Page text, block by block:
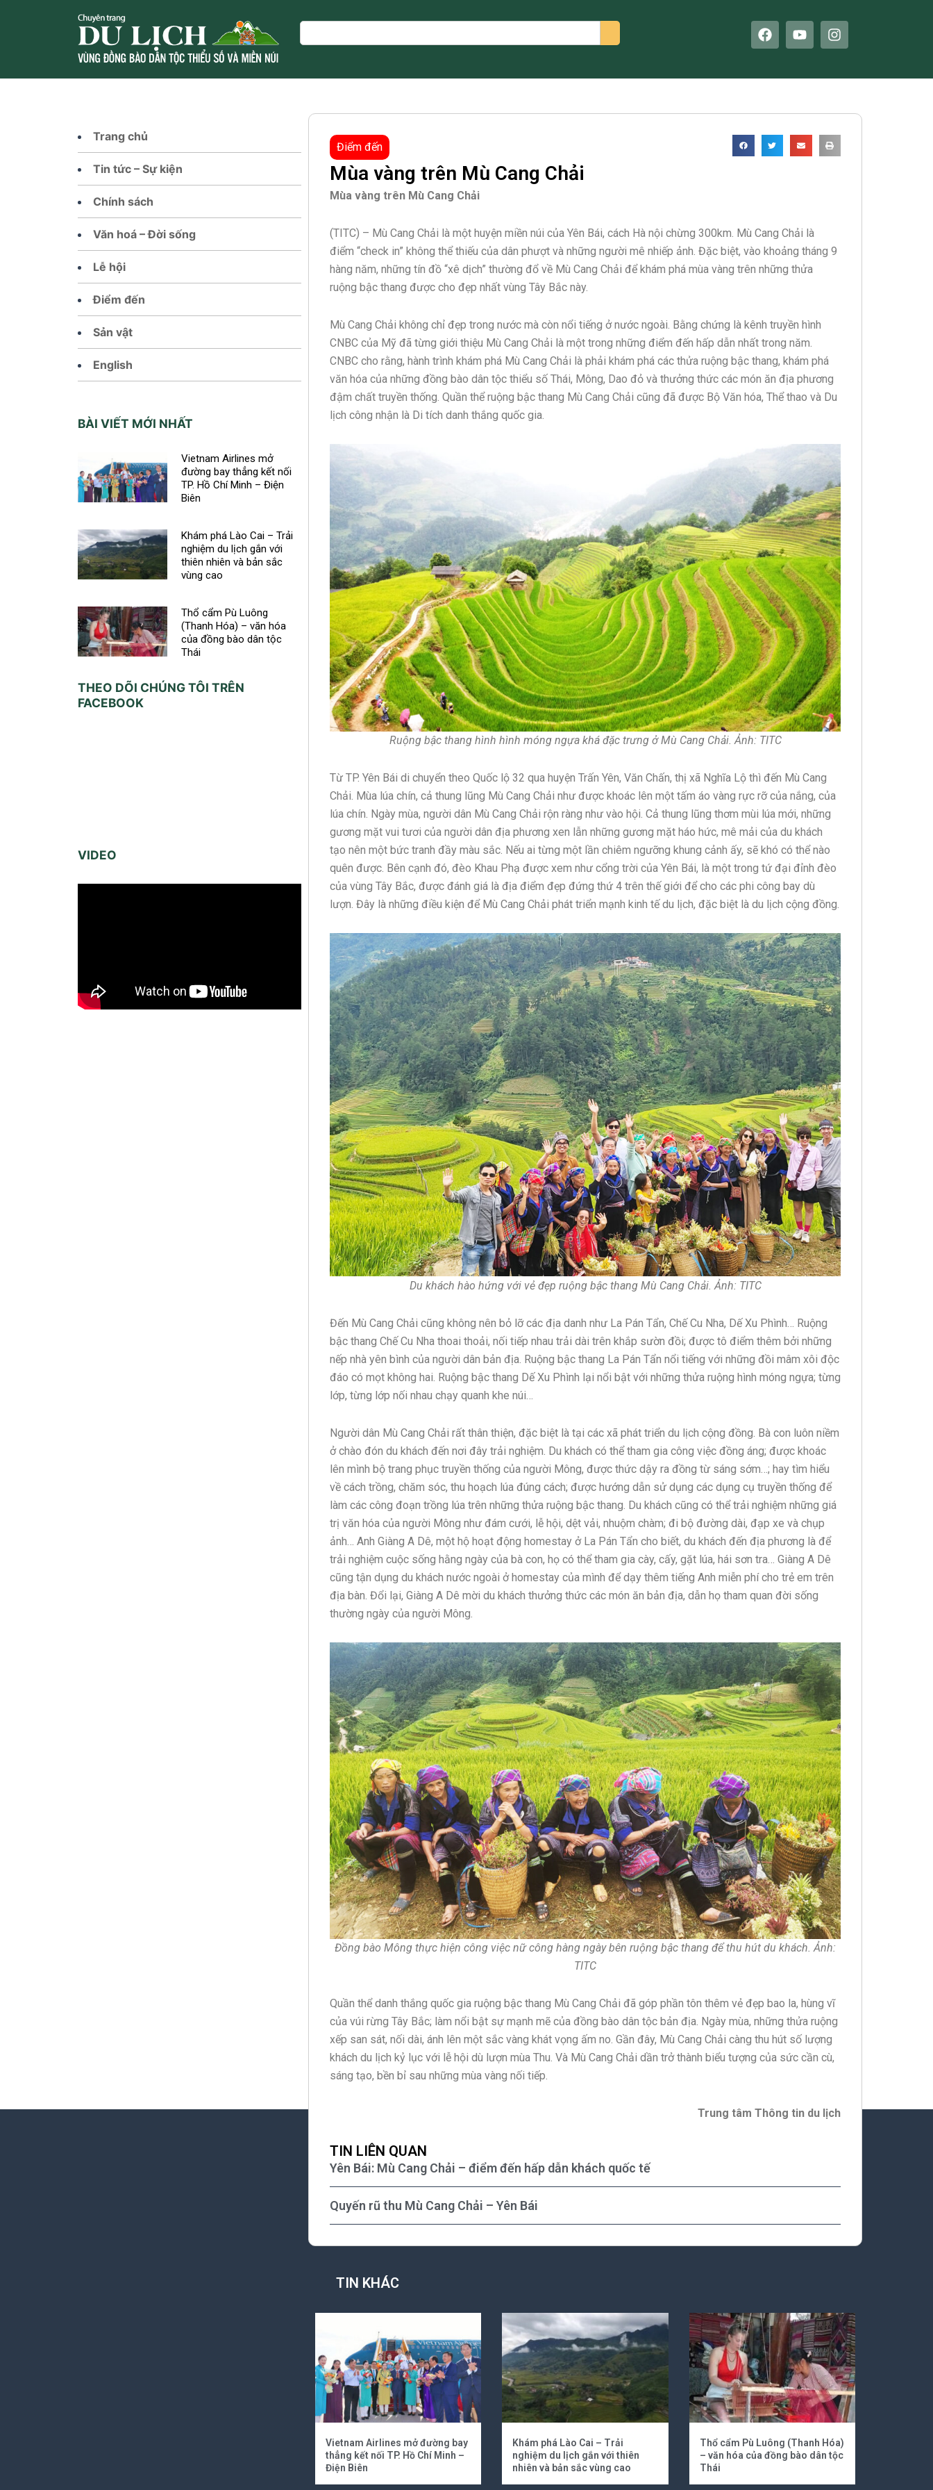
Search
F
a
b
o
Y
o
u
e
I
n
a
r
m
Trang chủ
Tin tức – Sự kiện
Chính sách
Văn hoá – Đời sống
Lễ hội
Điểm đến
Sản vật
English
BÀI VIẾT MỚI NHẤT
Vietnam Airlines mở
đường bay thẳng kết nối
TP. Hồ Chí Minh – Điện
Biên
Khám phá Lào Cai – Trải
nghiệm du lịch gắn với
thiên nhiên và bản sắc
vùng cao
Thổ cẩm Pù Luông
(Thanh Hóa) – văn hóa
của đồng bào dân tộc
Thái
THEO DÕI CHÚNG TÔI TRÊN
FACEBOOK
VIDEO
Điểm đến
Mùa vàng trên Mù Cang Chải
Mùa vàng trên Mù Cang Chải
(TITC) – Mù Cang Chải là một huyện miền núi của Yên Bái, cách Hà nội chừng 300km. Mù Cang Chải là
điểm “check in” không thể thiếu của dân phượt và những người mê nhiếp ảnh. Đặc biệt, vào khoảng tháng 9
hàng năm, những tín đồ “xê dịch” thường đổ về Mù Cang Chải để khám phá mùa vàng trên những thửa
ruộng bậc thang được cho đẹp nhất vùng Tây Bắc này.
Mù Cang Chải không chỉ đẹp trong nước mà còn nổi tiếng ở nước ngoài. Bằng chứng là kênh truyền hình
CNBC của Mỹ đã từng giới thiệu Mù Cang Chải là một trong những điểm đến hấp dẫn nhất trong năm.
CNBC cho rằng, hành trình khám phá Mù Cang Chải là phải khám phá các thửa ruộng bậc thang, khám phá
văn hóa của những đồng bào dân tộc thiểu số Thái, Mông, Dao đỏ và thưởng thức các món ăn địa phương
đậm chất truyền thống. Quần thể ruộng bậc thang Mù Cang Chải cũng đã được Bộ Văn hóa, Thể thao và Du
lịch công nhận là Di tích danh thắng quốc gia.
Ruộng bậc thang hình hình móng ngựa khá đặc trưng ở Mù Cang Chải. Ảnh: TITC
Từ TP. Yên Bái di chuyển theo Quốc lộ 32 qua huyện Trấn Yên, Văn Chấn, thị xã Nghĩa Lộ thì đến Mù Cang
Chải. Mùa lúa chín, cả thung lũng Mù Cang Chải như được khoác lên một tấm áo vàng rực rỡ của nắng, của
lúa chín. Ngày mùa, người dân Mù Cang Chải rộn ràng như vào hội. Cả thung lũng thơm mùi lúa mới, những
gương mặt vui tươi của người dân địa phương xen lẫn những gương mặt háo hức, mê mải của du khách
tạo nên một bức tranh đầy màu sắc. Nếu ai từng một lần chiêm ngưỡng khung cảnh ấy, sẽ khó có thể nào
quên được. Bên cạnh đó, đèo Khau Phạ được xem như cổng trời của Yên Bái, là một trong tứ đại đỉnh đèo
của vùng Tây Bắc, được đánh giá là địa điểm đẹp đứng thứ 4 trên thế giới để cho các phi công bay dù
lượn. Đây là những điều kiện để Mù Cang Chải phát triển mạnh kinh tế du lịch, đặc biệt là du lịch cộng đồng.
Du khách hào hứng với vẻ đẹp ruộng bậc thang Mù Cang Chải. Ảnh: TITC
Đến Mù Cang Chải cũng không nên bỏ lỡ các địa danh như La Pán Tẩn, Chế Cu Nha, Dế Xu Phình… Ruộng
bậc thang Chế Cu Nha thoai thoải, nối tiếp nhau trải dài trên khắp sườn đồi; được tô điểm thêm bởi những
nếp nhà yên bình của người dân bản địa. Ruộng bậc thang La Pán Tẩn nổi tiếng với những đồi mâm xôi độc
đáo có mọt không hai. Ruộng bậc thang Dế Xu Phình lại nổi bật với những thửa ruộng hình móng ngựa; từng
lớp, từng lớp nối nhau chạy quanh khe núi…
Người dân Mù Cang Chải rất thân thiện, đặc biệt là tại các xã phát triển du lịch cộng đồng. Bà con luôn niềm
ở chào đón du khách đến nơi đây trải nghiệm. Du khách có thể tham gia công việc đồng áng; được khoác
lên mình bộ trang phục truyền thống của người Mông, được thức dậy ra đồng từ sáng sớm…; hay tìm hiểu
về cách trồng, chăm sóc, thu hoạch lúa đúng cách; được hướng dẫn sử dụng các dụng cụ truyền thống để
làm các công đoạn trồng lúa trên những thửa ruộng bậc thang. Du khách cũng có thể trải nghiệm những giá
trị văn hóa của người Mông như đám cưới, lễ hội, dệt vải, nhuộm chàm; đi bộ đường dài, đạp xe và chụp
ảnh… Anh Giàng A Dê, một hộ hoạt động homestay ở La Pán Tẩn cho biết, du khách đến địa phương là để
trải nghiệm cuộc sống hằng ngày của bà con, họ có thể tham gia cày, cấy, gặt lúa, hái sơn tra… Giàng A Dê
cũng tận dụng du khách nước ngoài ở homestay của mình để dạy thêm tiếng Anh miễn phí cho trẻ em trên
địa bàn. Đổi lại, Giàng A Dê mời du khách thưởng thức các món ăn bản địa, dẫn họ tham quan đời sống
thường ngày của người Mông.
Đồng bào Mông thực hiện công việc nữ công hàng ngày bên ruộng bậc thang để thu hút du khách. Ảnh:
TITC
Quần thể danh thắng quốc gia ruộng bậc thang Mù Cang Chải đã góp phần tôn thêm vẻ đẹp bao la, hùng vĩ
của vúi rừng Tây Bắc; làm nổi bật sự mạnh mẽ của đồng bào dân tộc bản địa. Ngày mùa, những thửa ruộng
xếp san sát, nối dài, ánh lên một sắc vàng khát vọng ấm no. Gần đây, Mù Cang Chải càng thu hút số lượng
khách du lịch kỷ lục với lễ hội dù lượn mùa Thu. Và Mù Cang Chải dần trở thành biểu tượng của sức cần cù,
sáng tạo, bền bỉ sau những mùa vàng nối tiếp.
Trung tâm Thông tin du lịch
TIN LIÊN QUAN
Yên Bái: Mù Cang Chải – điểm đến hấp dẫn khách quốc tế
Quyến rũ thu Mù Cang Chải – Yên Bái
TIN KHÁC
Vietnam Airlines mở đường bay
thẳng kết nối TP. Hồ Chí Minh –
Điện Biên
Khám phá Lào Cai – Trải
nghiệm du lịch gắn với thiên
nhiên và bản sắc vùng cao
Thổ cẩm Pù Luông (Thanh Hóa)
– văn hóa của đồng bào dân tộc
Thái